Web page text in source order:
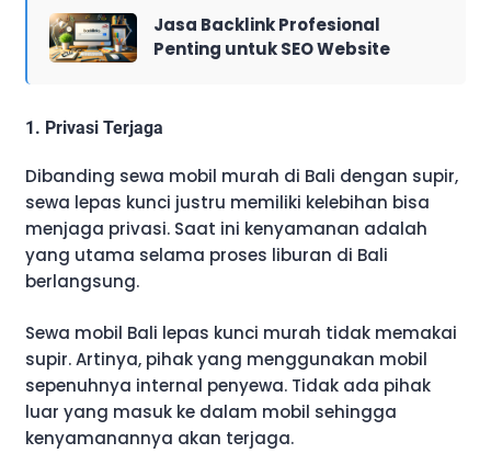
Jasa Backlink Profesional
Penting untuk SEO Website
1. Privasi Terjaga
Dibanding sewa mobil murah di Bali dengan supir,
sewa lepas kunci justru memiliki kelebihan bisa
menjaga privasi. Saat ini kenyamanan adalah
yang utama selama proses liburan di Bali
berlangsung.
Sewa mobil Bali lepas kunci murah tidak memakai
supir. Artinya, pihak yang menggunakan mobil
sepenuhnya internal penyewa. Tidak ada pihak
luar yang masuk ke dalam mobil sehingga
kenyamanannya akan terjaga.